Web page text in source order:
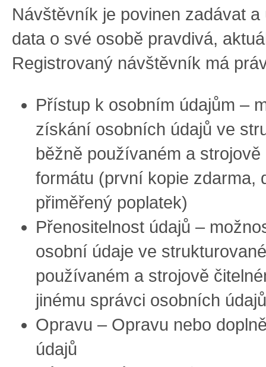
Návštěvník je povinen zadávat a
data o své osobě pravdivá,
Registrovaný návštěvník má
Přístup k osobním údajům –
získání osobních údajů ve
běžně používaném a strojově
formátu (první kopie zdarma,
přiměřený poplatek)
Přenositelnost údajů –
osobní údaje ve
používaném a strojově
jinému správci osobních údajů
Opravu – Opravu nebo
údajů